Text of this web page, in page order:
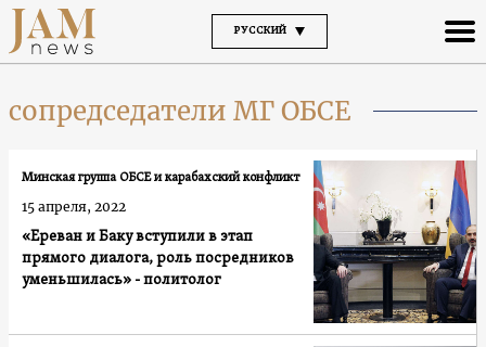
РУССКИЙ
сопредседатели МГ ОБСЕ
«Ереван и Баку вступили в этап
прямого диалога, роль посредников
уменьшилась» - политолог
Минская группа ОБСЕ и карабахский конфликт
15 апреля, 2022